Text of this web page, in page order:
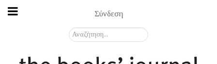
Σύνδεση
Αναζήτηση...